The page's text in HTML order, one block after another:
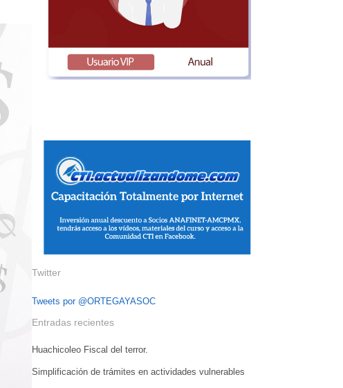
Twitter
Tweets por @ORTEGAYASOC
Entradas recientes
Huachicoleo Fiscal del terror.
Simplificación de trámites en actividades vulnerables